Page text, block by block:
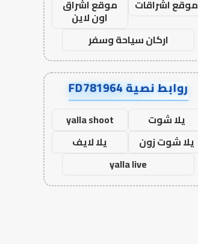
موقع اشراقات
موقع اشراق
اون لاين
اركان سياحة وسفر
روابط نصية FD781964
يلا شوت
yalla shoot
يلا شوت زون
يلا لايف
yalla live